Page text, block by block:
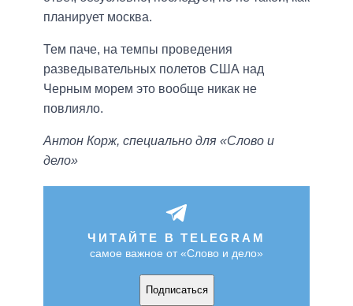
планирует москва.
Тем паче, на темпы проведения
разведывательных полетов США над
Черным морем это вообще никак не
повлияло.
Антон Корж, специально для «Слово и
дело»
ЧИТАЙТЕ В TELEGRAM
самое важное от «Слово и дело»
Подписаться